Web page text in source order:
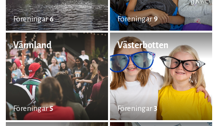
Föreningar6 Föreningar9
Värmland
Föreningar5
Västerbotten
Föreningar3